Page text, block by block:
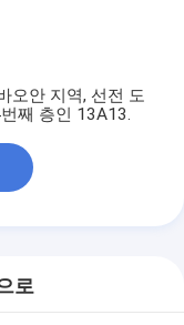
오안 지역, 선전 도
째 층인 13A13.
로